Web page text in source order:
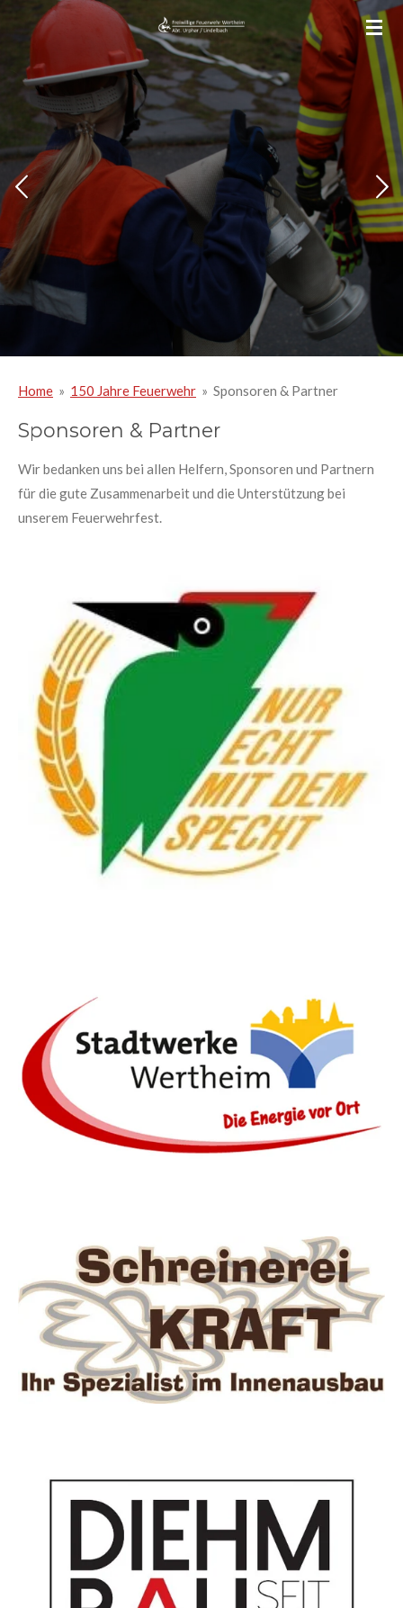
Hauptinhalt
springen
Home » 150 Jahre Feuerwehr » Sponsoren & Partner
Sponsoren & Partner
Wir bedanken uns bei allen Helfern, Sponsoren und Partnern
für die gute Zusammenarbeit und die Unterstützung bei
unserem Feuerwehrfest.